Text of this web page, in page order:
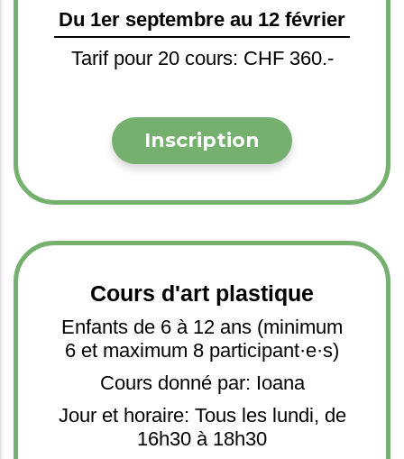
Du 1er septembre au 12 février
Tarif pour 20 cours: CHF 360.-
Inscription
Cours d'art plastique
Enfants de 6 à 12 ans (minimum
6 et maximum 8 participant·e·s)
Cours donné par: Ioana
Jour et horaire: Tous les lundi, de
16h30 à 18h30